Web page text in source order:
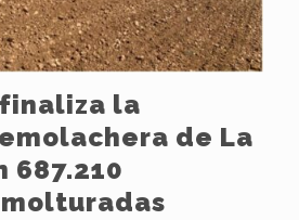
la
de La
687.210